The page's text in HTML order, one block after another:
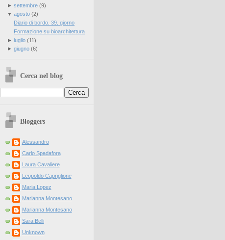
► settembre(9)
▼ agosto(2)
Diario di bordo. 39. giorno
Formazione su bioarchitettura
► luglio(11)
► giugno(6)
Cerca nel blog
Bloggers
Alessandro
Carlo Spadafora
Laura Cavaliere
Leopoldo Capriglione
Maria Lopez
Marianna Montesano
Marianna Montesano
Sara Belli
Unknown